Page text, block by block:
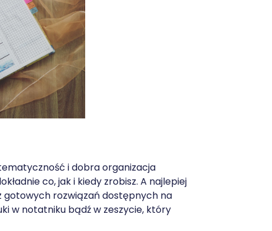
i dobra organizacja
co, jak i kiedy zrobisz. A najlepiej
gotowych rozwiązań dostępnych na
w notatniku bądź w zeszycie, który